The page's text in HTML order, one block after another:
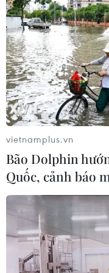
Thái Lan: Lạm
tiếp tục chịu sức ép
lượng
05/08/2026 22:59
Việt Nam-Lào đẩy
diện về quốc phòng
05/08/2026 14:58
Thường trực Ban
tiếp Đại sứ
05/08/2026 14:54
vietnamplus.vn
Bão Dolphin
Quốc, cảnh báo